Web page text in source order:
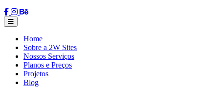
Home
Sobre a 2W Sites
Nossos Serviços
Planos e Preços
Projetos
Blog